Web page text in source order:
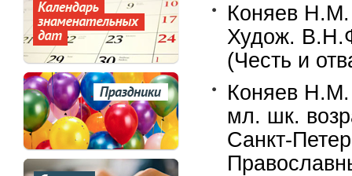
Коняев Н.М.
Худож.
(Честь и
Коняев Н.М.
мл. шк.
Санкт-